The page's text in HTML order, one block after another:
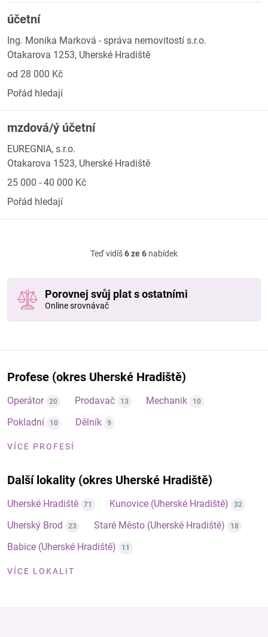
účetní
Ing. Monika Marková - správa nemovitostí s.r.o.
Otakarova 1253, Uherské Hradiště
od 28 000 Kč
Pořád hledají
mzdová/ý účetní
EUREGNIA, s.r.o.
Otakarova 1523, Uherské Hradiště
25 000 - 40 000 Kč
Pořád hledají
Teď vidíš6 ze 6 nabídek
Porovnej svůj plat s ostatními
Online srovnávač
Profese (okres Uherské Hradiště)
Operátor 20 Prodavač 13 Mechanik 10
Pokladní 10 Dělník 9
VÍCE PROFESÍ
Další lokality (okres Uherské Hradiště)
Uherské Hradiště 71 Kunovice (Uherské Hradiště) 32
Uherský Brod 23 Staré Město (Uherské Hradiště) 18
Babice (Uherské Hradiště) 11
VÍCE LOKALIT